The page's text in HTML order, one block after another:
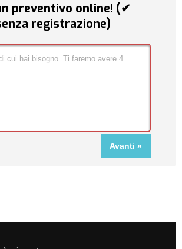
preventivo online! (✔
registrazione)